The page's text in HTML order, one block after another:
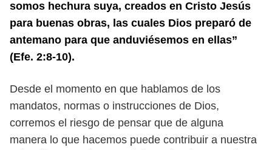
somos hechura suya, creados en Cristo Jesús
para buenas obras, las cuales Dios preparó de
antemano para que anduviésemos en ellas”
(Efe. 2:8-10).
Desde el momento en que hablamos de los
mandatos, normas o instrucciones de Dios,
corremos el riesgo de pensar que de alguna
manera lo que hacemos puede contribuir a nuestra